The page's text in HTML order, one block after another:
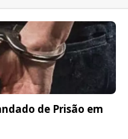
de Prisão em